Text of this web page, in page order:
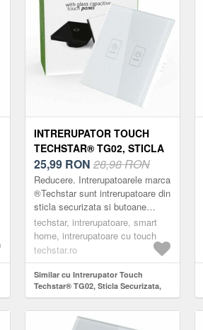
INTRERUPATOR TOUCH
TECHSTAR® TG02, STICLA
SECURIZATA, DESIGN
MODERN, ILUMINARE LED,
2 FAZE, ALB
25,99 RON 28,98 RON
Reducere. Intrerupatoarele marca
®Techstar sunt intrerupatoare din
sticla securizata si butoane
touch Intrerupatorul Techstar®
are un design minimalist, crea...
techstar, intrerupatoare, smart
home, intrerupatoare cu touch
techstar.ro
Similar cu Intrerupator Touch
Techstar® TG02, Sticla Securizata,
Design Modern, Iluminare LED, 2
Faze, Alb